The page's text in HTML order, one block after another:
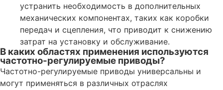
устранить необходимость в дополнительных
механических компонентах, таких как коробки
передач и сцепления, что приводит к снижению
затрат на установку и обслуживание.
В каких областях применения используются
частотно-регулируемые приводы?
Частотно-регулируемые приводы универсальны и
могут применяться в различных отраслях